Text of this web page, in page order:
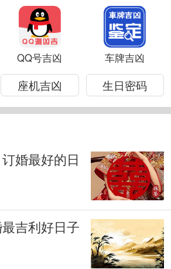
QQ号吉凶 车牌吉凶
座机吉凶 生日密码
婚最好的日
吉利好日子